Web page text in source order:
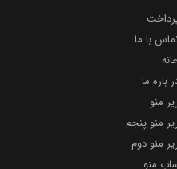
با ما
باره ما
منو
منو پنجم
منو دوم
منو